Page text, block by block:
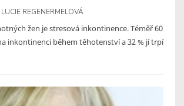
LUCIE REGENERMELOVÁ
žen je stresová inkontinence. Téměř 60
inkontinenci během těhotenství a 32 % jí trpí